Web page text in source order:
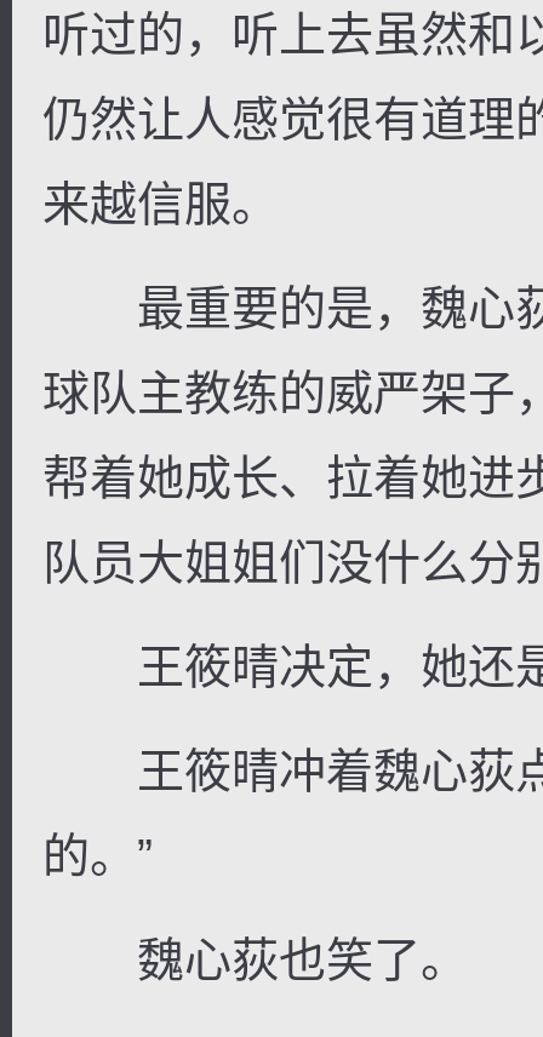
听过的，听上去虽然和
仍然让人感觉很有道理
来越信服。
最重要的是，魏心
球队主教练的威严架子
帮着她成长、拉着她进
队员大姐姐们没什么分
王筱晴决定，她还
王筱晴冲着魏心荻点
的。”
魏心荻也笑了。